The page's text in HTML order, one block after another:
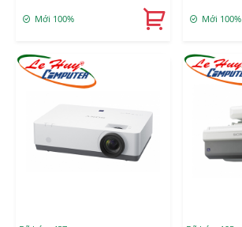
Mới 100% Mới 100%